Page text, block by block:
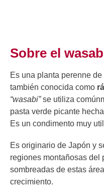
Sobre el
Es una planta perenne
también conocida como
“wasabi”se utiliza
pasta verde picante
Es un condimento muy
Es originario de Japón y
regiones montañosas del
sombreadas de estas
crecimiento.